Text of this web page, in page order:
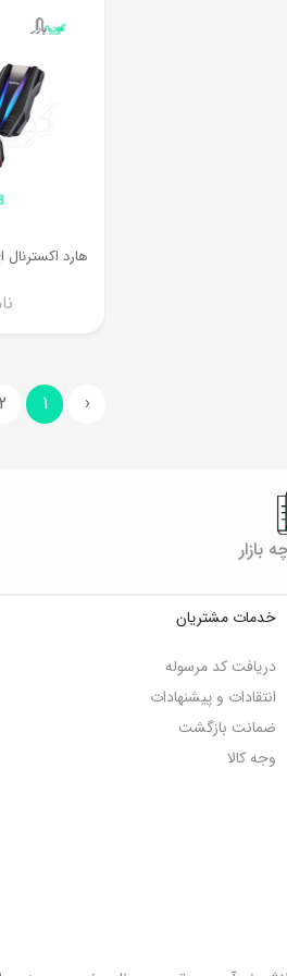
‹
1
بازار
خدمات مشتریان
دریافت کد مرسوله
انتقادات و پیشنهادات
ضمانت بازگشت
وجه کالا